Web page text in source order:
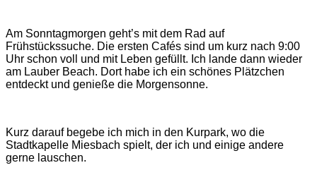
Am Sonntagmorgen geht’s mit dem Rad auf
Frühstückssuche. Die ersten Cafés sind um kurz nach 9:00
Uhr schon voll und mit Leben gefüllt. Ich lande dann wieder
am Lauber Beach. Dort habe ich ein schönes Plätzchen
entdeckt und genieße die Morgensonne.
Kurz darauf begebe ich mich in den Kurpark, wo die
Stadtkapelle Miesbach spielt, der ich und einige andere
gerne lauschen.